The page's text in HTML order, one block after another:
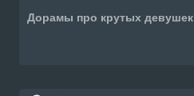
Дорамы про крутых девушек